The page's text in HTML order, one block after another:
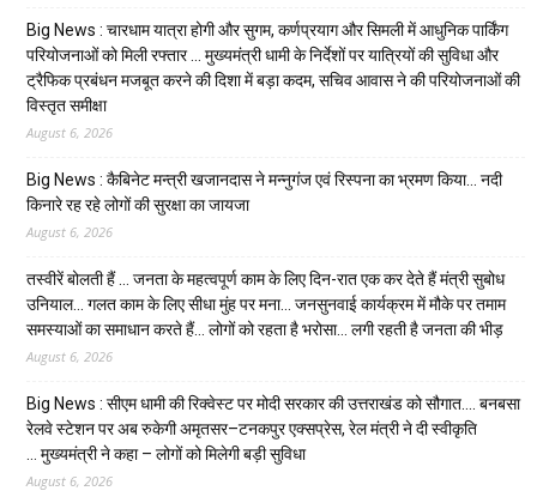
Big News : चारधाम यात्रा होगी और सुगम, कर्णप्रयाग और सिमली में आधुनिक पार्किंग
परियोजनाओं को मिली रफ्तार … मुख्यमंत्री धामी के निर्देशों पर यात्रियों की सुविधा और
ट्रैफिक प्रबंधन मजबूत करने की दिशा में बड़ा कदम, सचिव आवास ने की परियोजनाओं की
विस्तृत समीक्षा
August 6, 2026
Big News : कैबिनेट मन्त्री खजानदास ने मन्नुगंज एवं रिस्पना का भ्रमण किया… नदी
किनारे रह रहे लोगों की सुरक्षा का जायजा
August 6, 2026
तस्वीरें बोलती हैं … जनता के महत्वपूर्ण काम के लिए दिन-रात एक कर देते हैं मंत्री सुबोध
उनियाल… गलत काम के लिए सीधा मुंह पर मना… जनसुनवाई कार्यक्रम में मौके पर तमाम
समस्याओं का समाधान करते हैं… लोगों को रहता है भरोसा… लगी रहती है जनता की भीड़
August 6, 2026
Big News : सीएम धामी की रिक्वेस्ट पर मोदी सरकार की उत्तराखंड को सौगात…. बनबसा
रेलवे स्टेशन पर अब रुकेगी अमृतसर–टनकपुर एक्सप्रेस, रेल मंत्री ने दी स्वीकृति
… मुख्यमंत्री ने कहा – लोगों को मिलेगी बड़ी सुविधा
August 6, 2026